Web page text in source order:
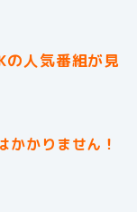
の人気番組が見
かかりません！